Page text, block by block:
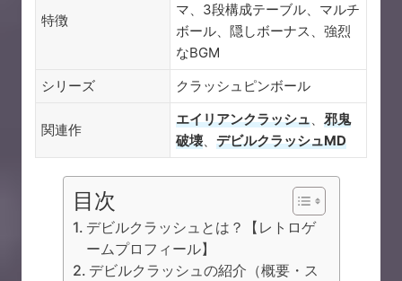
特徴
マ、3段構成テーブル、マルチ
ボール、隠しボーナス、強烈
なBGM
シリーズ
クラッシュピンボール
関連作
エイリアンクラッシュ、 邪鬼
破壊、 デビルクラッシュMD
目次
デビルクラッシュとは？【レトロゲ
ームプロフィール】
デビルクラッシュの紹介（概要・ス